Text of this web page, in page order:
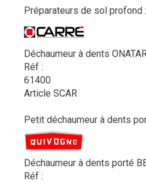
Préparateurs de sol profond
Déchaumeur à dents
Réf :
61400
Article SCAR
Petit déchaumeur à dents
Déchaumeur à dents porté
Réf :